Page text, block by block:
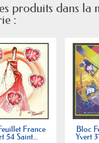
produits dans la
:
France
54 Saint...
Bloc
Yvert